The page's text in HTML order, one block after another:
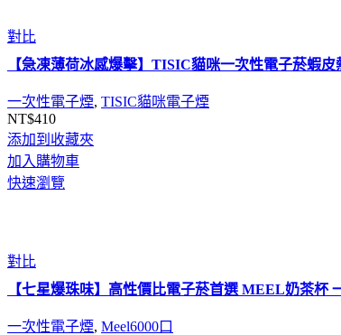
對比
【急凍薄荷冰感爆擊】TISIC貓咪一次性電子菸蝦
一次性電子煙, TISIC貓咪電子煙
NT$410
添加到收藏夾
加入購物車
快速瀏覽
對比
【七星爆珠味】高性價比電子菸首選 MEEL奶茶杯
一次性電子煙, Meel6000口